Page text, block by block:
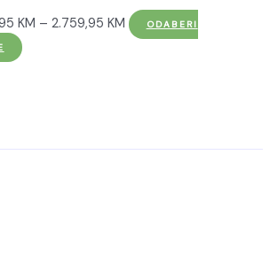
KM – 2.759,95 KMRasponODABERI
Ovaj